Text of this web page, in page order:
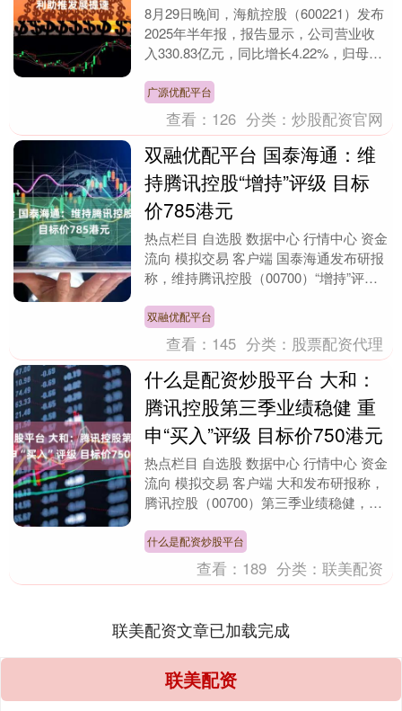
8月29日晚间，海航控股（600221）发布
2025年半年报，报告显示，公司营业收
入330.83亿元，同比增长4.22%，归母净
广源优配平台
查看： 126 分类：炒股配资官网
双融优配平台 国泰海通：维
持腾讯控股“增持”评级 目标
价785港元
热点栏目 自选股 数据中心 行情中心 资金
流向 模拟交易 客户端 国泰海通发布研报
称，维持腾讯控股（00700）“增持”评
双融优配平台
查看： 145 分类： 股票配资代理
什么是配资炒股平台 大和：
腾讯控股第三季业绩稳健 重
申“买入”评级 目标价750港元
热点栏目 自选股 数据中心 行情中心 资金
流向 模拟交易 客户端 大和发布研报称，
腾讯控股（00700）第三季业绩稳健，收
好....
什么是配资炒股平台
查看： 189 分类：联美配资
联美配资文章已加载完成
联美配资